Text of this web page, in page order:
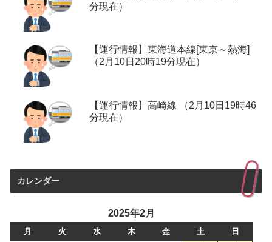
分現在）
【運行情報】東海道本線[東京～熱海]
（2月10日20時19分現在）
【運行情報】高崎線 （2月10日19時46
分現在）
カレンダー
2025年2月
月 火 水 木 金 土
日